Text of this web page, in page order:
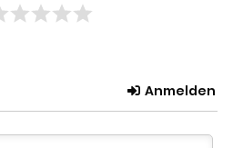
Anmelden